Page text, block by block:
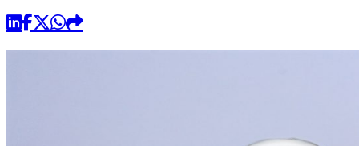
Universidad de Chile
Sustentabilidad